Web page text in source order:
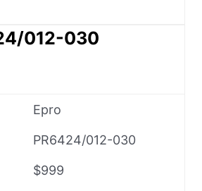
012-030
Epro
PR6424/012-030
$999